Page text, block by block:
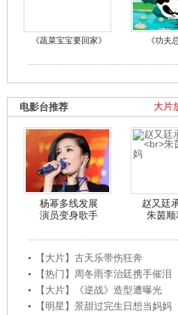
《蔬菜宝宝要回家》 《功夫
大片
电影台推荐
杨幂多线发展
演员变身歌手
赵又廷
朱茵
【大片】古天乐带伤狂奔
【热门】周冬雨李治廷携手催泪
【大片】《逆战》造型遭曝光
【明星】景甜过完生日想当妈妈